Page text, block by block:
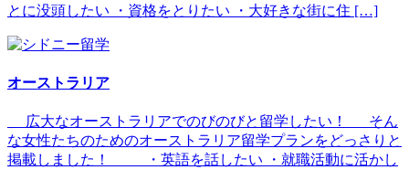
とに没頭したい ・資格をとりたい ・大好きな街に住 […]
オーストラリア
広大なオーストラリアでのびのびと留学したい！ そん
な女性たちのためのオーストラリア留学プランをどっさりと
掲載しました！ ・英語を話したい ・就職活動に活かし